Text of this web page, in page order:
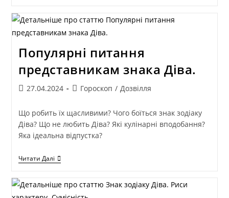
Популярні питання
представникам знака Діва.
27.04.2024 Гороскоп / Дозвілля
Що робить їх щасливими? Чого боїться знак зодіаку
Діва? Що не любить Діва? Які кулінарні вподобання?
Яка ідеальна відпустка?
Читати Далі